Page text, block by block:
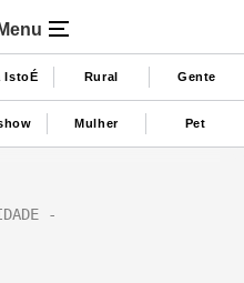
Menu
IstoÉ Rural Gente
Mulher Pet